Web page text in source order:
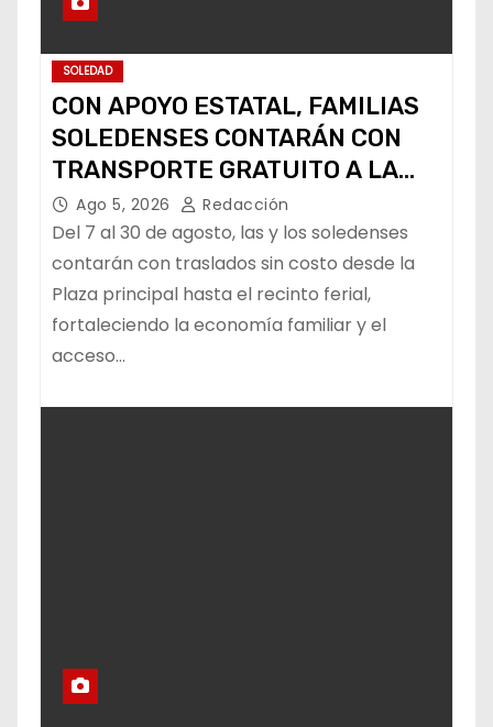
SOLEDAD
CON APOYO ESTATAL, FAMILIAS
SOLEDENSES CONTARÁN CON
TRANSPORTE GRATUITO A LA
FENAPO
Ago 5, 2026 Redacción
Del 7 al 30 de agosto, las y los soledenses
contarán con traslados sin costo desde la
Plaza principal hasta el recinto ferial,
fortaleciendo la economía familiar y el
acceso…